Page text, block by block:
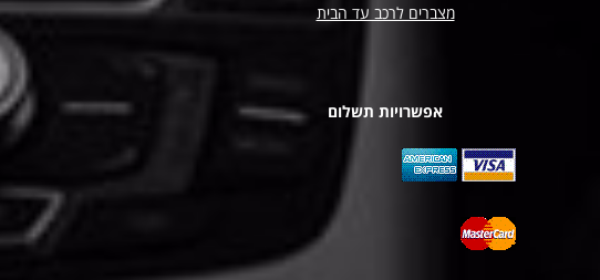
מצברים לרכב עד הבית
אפשרויות תשלום